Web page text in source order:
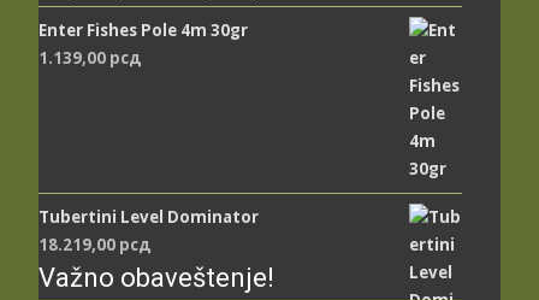
Enter Fishes Pole 4m 30gr
1.139,00 рсд
Tubertini Level Dominator
18.219,00 рсд
Važno obaveštenje!